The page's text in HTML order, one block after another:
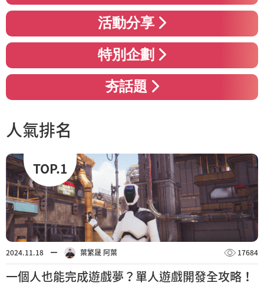
活動分享
特別企劃
夯話題
人氣排名
TOP.1
一個人也能完成遊戲夢？單人遊戲開發全攻略！
2024.11.18 葉繁晟 阿葉 17684